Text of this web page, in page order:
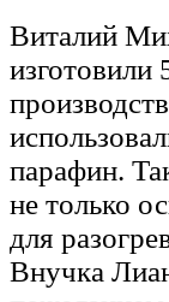
Виталий
изготовили
парафин.
не только
для
Внучка